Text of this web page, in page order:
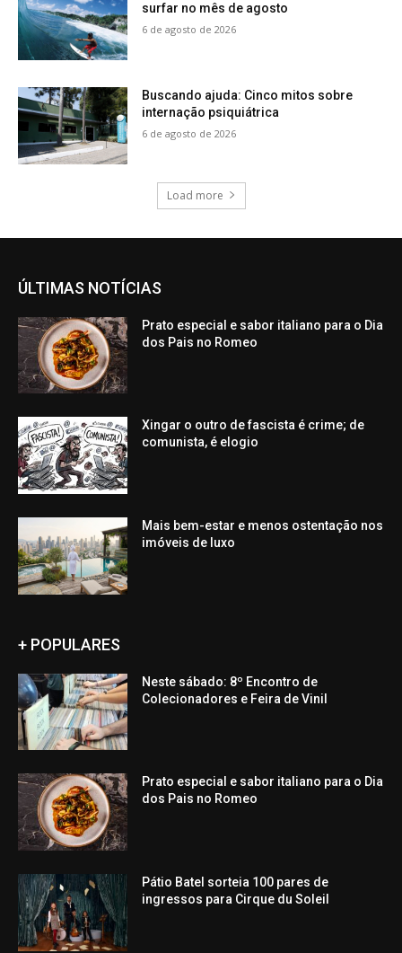
surfar no mês de agosto
6 de agosto de 2026
Buscando ajuda: Cinco mitos sobre
internação psiquiátrica
6 de agosto de 2026
Load more
ÚLTIMAS NOTÍCIAS
Prato especial e sabor italiano para o Dia
dos Pais no Romeo
Xingar o outro de fascista é crime; de
comunista, é elogio
Mais bem-estar e menos ostentação nos
imóveis de luxo
+ POPULARES
Neste sábado: 8º Encontro de
Colecionadores e Feira de Vinil
Prato especial e sabor italiano para o Dia
dos Pais no Romeo
Pátio Batel sorteia 100 pares de
ingressos para Cirque du Soleil